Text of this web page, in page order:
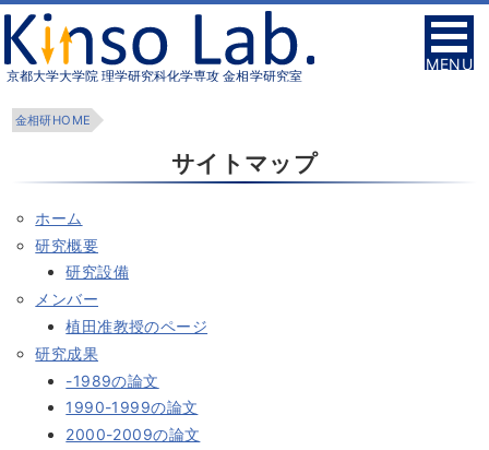
MENU
金相研HOME
サイトマップ
ホーム
研究概要
研究設備
メンバー
植田准教授のページ
研究成果
-1989の論文
1990-1999の論文
2000-2009の論文